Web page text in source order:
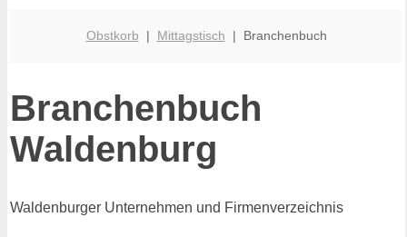
Obstkorb | Mittagstisch | Branchenbuch
Branchenbuch
Waldenburg
Waldenburger Unternehmen und Firmenverzeichnis